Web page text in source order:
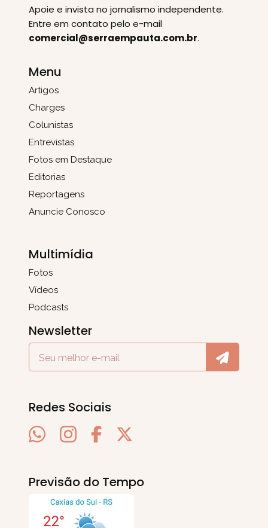
Apoie e invista no jornalismo independente.
Entre em contato pelo e-mail
comercial@serraempauta.com.br.
Menu
Artigos
Charges
Colunistas
Entrevistas
Fotos em Destaque
Editorias
Reportagens
Anuncie Conosco
Multimídia
Fotos
Vídeos
Podcasts
Newsletter
Redes Sociais
Previsão do Tempo